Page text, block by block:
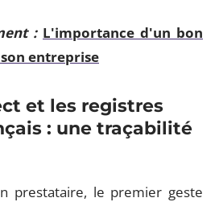
: L'importance d'un bon
entreprise
et les registres
: une traçabilité
prestataire, le premier geste